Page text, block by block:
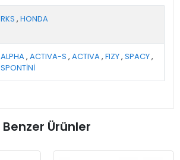
RKS , HONDA
ALPHA, ACTIVA-S , ACTIVA, FIZY, SPACY,
SPONTİNİ
Benzer Ürünler